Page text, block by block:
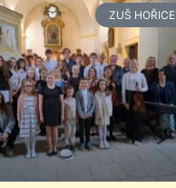
ZUŠ HOŘICE